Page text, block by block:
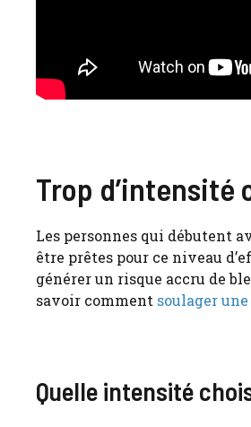
Trop d’intensité
Les personnes qui débutent
être prêtes pour ce niveau
générer un risque accru de
savoir comment soulager
Quelle intensité